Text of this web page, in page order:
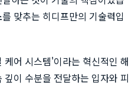
를 맞추는 히디프만의 기술력입
어 시스템'이라는 혁신적인 해
이 수분을 전달하는 입자와 피